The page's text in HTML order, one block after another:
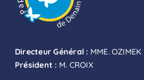
Directeur Général : MME. OZIMEK
Président : M. CROIX